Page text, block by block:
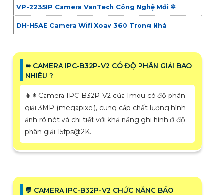
VP-2235IP Camera VanTech Công Nghệ Mới ✲
DH-H5AE Camera Wifi Xoay 360 Trong Nhà
➽ CAMERA IPC-B32P-V2 CÓ ĐỘ PHÂN GIẢI BAO
NHIÊU ?
️👩‍👩Camera IPC-B32P-V2 của Imou có độ phân
giải 3MP (megapixel), cung cấp chất lượng hình
ảnh rõ nét và chi tiết với khả năng ghi hình ở độ
phân giải 15fps@2K.
️💬 CAMERA IPC-B32P-V2 CHỨC NĂNG BÁO